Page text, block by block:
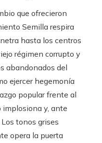
que ofrecieron
Semilla respira
hasta los centros
régimen corrupto y
abandonados del
ejercer hegemonía
popular frente al
implosiona y, ante
tonos grises
opera la puerta